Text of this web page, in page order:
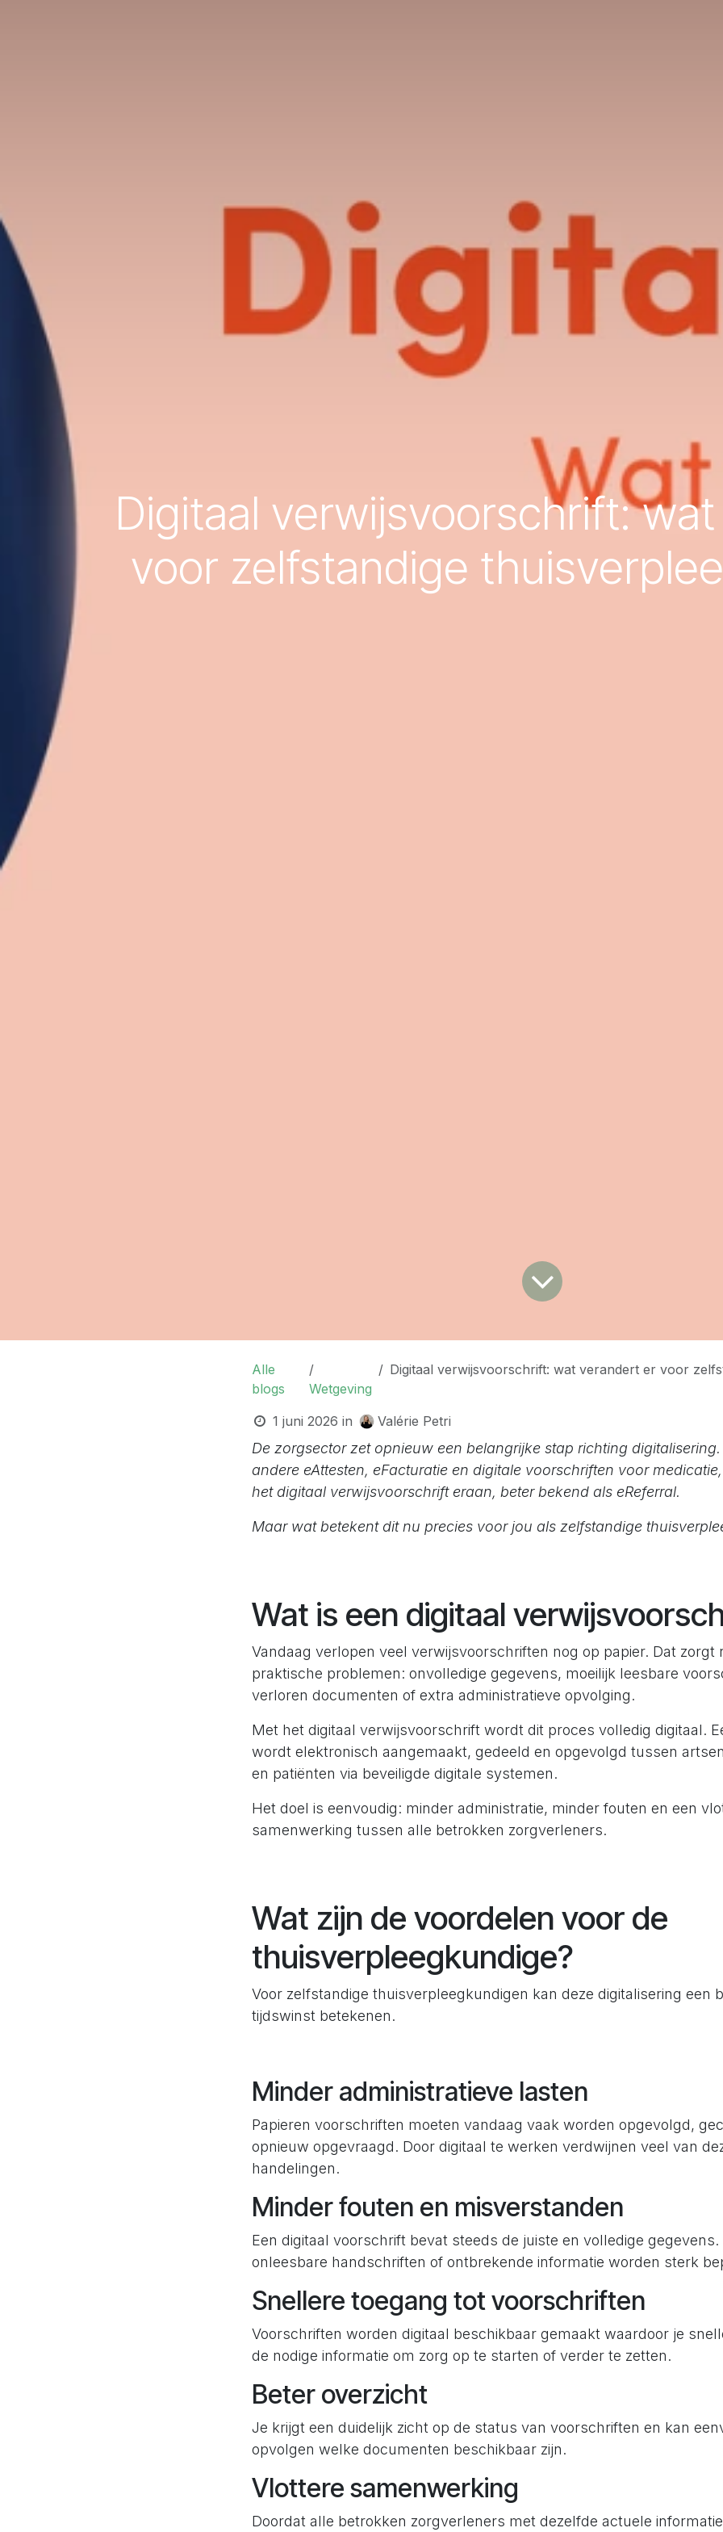
Digitaal verwijsvoorschrift:
voor zelfstandige
Alle
blogs
Wetgeving
Digitaal verwijsvoorschrift: wat verandert er voor zelfstandige
1 juni 2026 in Valérie Petri
De zorgsector zet opnieuw een belangrijke stap richting
andere eAttesten, eFacturatie en digitale voorschriften voor
het digitaal verwijsvoorschrift eraan, beter bekend als eReferral.
Maar wat betekent dit nu precies voor jou als zelfstandige
Wat is een digitaal
Vandaag verlopen veel verwijsvoorschriften nog op papier. Dat zorgt
praktische problemen: onvolledige gegevens, moeilijk leesbare
verloren documenten of extra administratieve opvolging.
Met het digitaal verwijsvoorschrift wordt dit proces volledig digitaal.
wordt elektronisch aangemaakt, gedeeld en opgevolgd tussen
en patiënten via beveiligde digitale systemen.
Het doel is eenvoudig: minder administratie, minder fouten en een
samenwerking tussen alle betrokken zorgverleners.
Wat zijn de voordelen voor de
thuisverpleegkundige?
Voor zelfstandige thuisverpleegkundigen kan deze digitalisering een
tijdswinst betekenen.
Minder administratieve lasten
Papieren voorschriften moeten vandaag vaak worden opgevolgd,
opnieuw opgevraagd. Door digitaal te werken verdwijnen veel van
handelingen.
Minder fouten en misverstanden
Een digitaal voorschrift bevat steeds de juiste en volledige
onleesbare handschriften of ontbrekende informatie worden sterk
Snellere toegang tot voorschriften
Voorschriften worden digitaal beschikbaar gemaakt waardoor je
de nodige informatie om zorg op te starten of verder te zetten.
Beter overzicht
Je krijgt een duidelijk zicht op de status van voorschriften en kan
opvolgen welke documenten beschikbaar zijn.
Vlottere samenwerking
Doordat alle betrokken zorgverleners met dezelfde actuele